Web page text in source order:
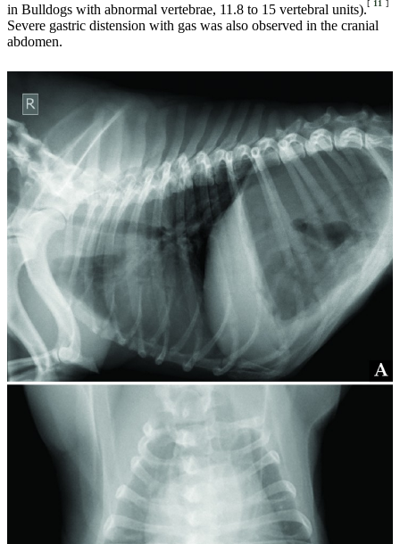
in Bulldogs with abnormal vertebrae, 11.8 to 15 vertebral units).[ 11 ]
Severe gastric distension with gas was also observed in the cranial
abdomen.